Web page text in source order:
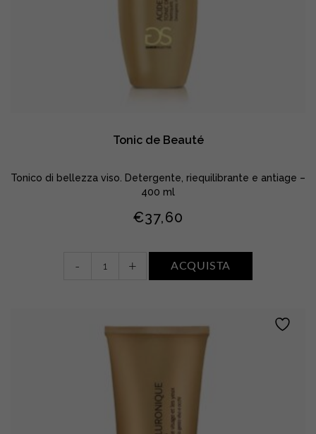
Tonic de Beauté
Tonico di bellezza viso. Detergente, riequilibrante e antiage –
400 ml
€37,60
- + ACQUISTA